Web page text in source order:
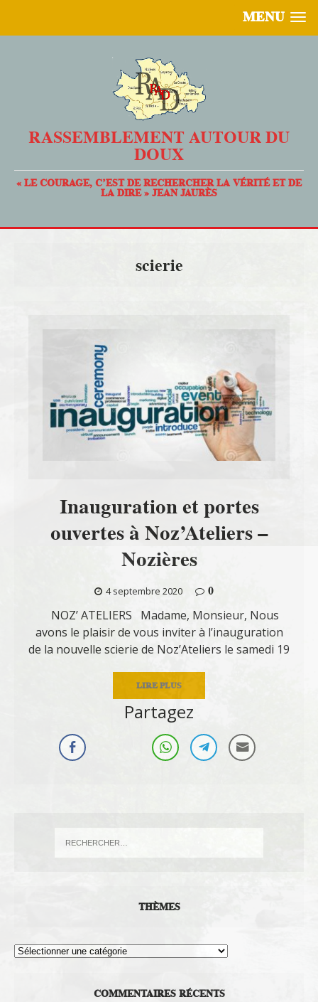
MENU
RASSEMBLEMENT AUTOUR DU
DOUX
« LE COURAGE, C’EST DE RECHERCHER LA VÉRITÉ ET DE
LA DIRE » JEAN JAURÈS
scierie
Inauguration et portes
ouvertes à Noz’Ateliers –
Nozières
4 septembre 2020
0
NOZ’ ATELIERS Madame, Monsieur, Nous
avons le plaisir de vous inviter à l’inauguration
de la nouvelle scierie de Noz’Ateliers le samedi 19
LIRE PLUS
Partagez
THÈMES
Thèmes
COMMENTAIRES RÉCENTS